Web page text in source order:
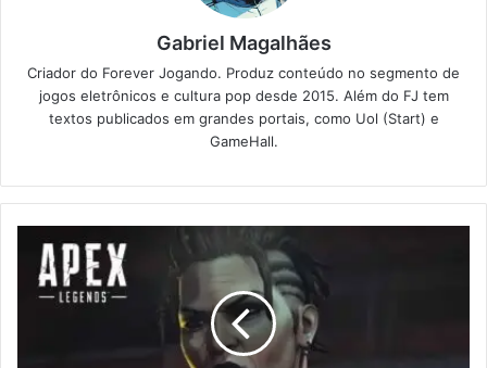
Gabriel Magalhães
Criador do Forever Jogando. Produz conteúdo no segmento de
jogos eletrônicos e cultura pop desde 2015. Além do FJ tem
textos publicados em grandes portais, como Uol (Start) e
GameHall.